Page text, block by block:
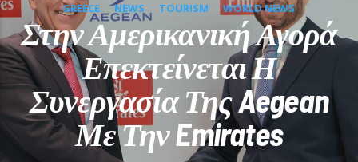
GREECE NEWS TOURISM WORLD NEWS
Στην Αμερικανική Αγορά
Επεκτείνεται Η
Συνεργασία Της Aegean
Με Την Emirates